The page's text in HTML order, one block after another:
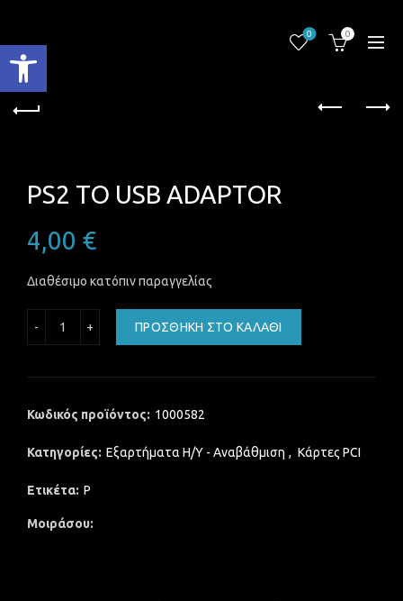
Ανοίξτε τη γραμμή εργαλείων
0 0
PS2 TO USB ADAPTOR
4,00 €
Διαθέσιμο κατόπιν παραγγελίας
ΠΡΟΣΘΉΚΗ ΣΤΟ ΚΑΛΆΘΙ
Κωδικός προϊόντος: 1000582
Κατηγορίες: Εξαρτήματα Η/Υ - Αναβάθμιση , Κάρτες PCI
Ετικέτα: P
Μοιράσου